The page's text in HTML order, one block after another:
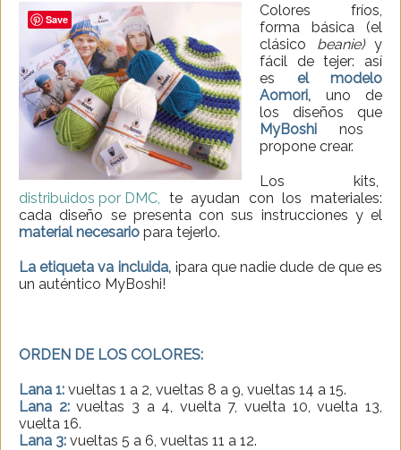
Colores fríos,
forma básica (el
clásico beanie) y
fácil de tejer: así
es el modelo
Aomori, uno de
los diseños que
MyBoshi nos
propone crear.
Los kits,
distribuidos por DMC, te ayudan con los materiales:
cada diseño se presenta con sus instrucciones y el
material necesario para tejerlo.
La etiqueta va incluida,¡para que nadie dude de que es
un auténtico MyBoshi!
ORDEN DE LOS COLORES:
Lana 1: vueltas 1 a 2, vueltas 8 a 9, vueltas 14 a 15.
Lana 2:vueltas 3 a 4, vuelta 7, vuelta 10, vuelta 13,
vuelta 16.
Lana 3: vueltas 5 a 6, vueltas 11 a 12.
Save